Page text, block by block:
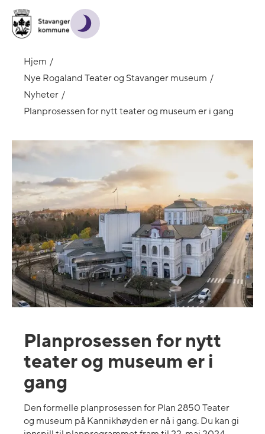
Hjem
Nye Rogaland Teater og Stavanger museum
Nyheter
Planprosessen for nytt teater og museum er i gang
Planprosessen for nytt
teater og museum er i
gang
Den formelle planprosessen for Plan 2850 Teater
og museum på Kannikhøyden er nå i gang. Du kan gi